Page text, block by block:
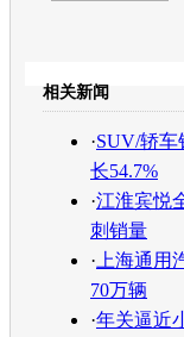
相关新闻
·SUV/轿车
长54.7%
·江淮宾悦
刺销量
· 上海通用
70万辆
·年关逼近